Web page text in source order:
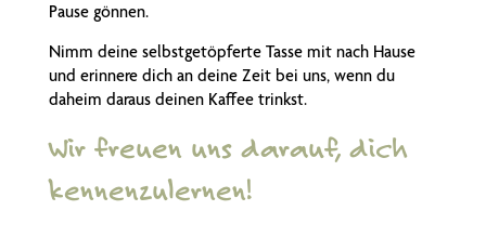
Pause gönnen.
Nimm deine selbstgetöpferte Tasse mit nach Hause
und erinnere dich an deine Zeit bei uns, wenn du
daheim daraus deinen Kaffee trinkst.
Wir freuen uns darauf, dich
kennenzulernen!